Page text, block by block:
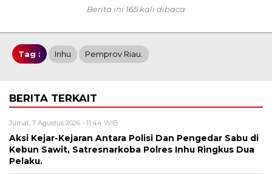
Berita ini 165 kali dibaca
Tag : Inhu Pemprov Riau.
BERITA TERKAIT
Jumat, 7 Agustus 2026 - 11:44 WIB
Aksi Kejar-Kejaran Antara Polisi Dan Pengedar Sabu di
Kebun Sawit, Satresnarkoba Polres Inhu Ringkus Dua
Pelaku.